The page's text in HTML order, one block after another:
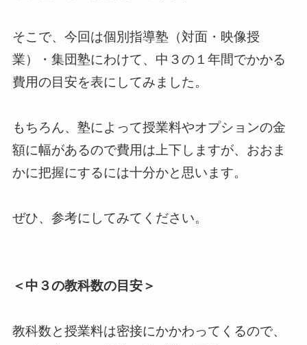
そこで、今回は個別指導塾（対面・映像授
業）・集団塾にわけて、中３の１年間でかかる
費用の目安を表にしてみました。
もちろん、塾によって授業料やオプションの金
額に幅があるので費用は上下しますが、おおま
かに把握にするには十分かと思います。
ぜひ、参考にしてみてください。
＜中３の教科数の目安＞
教科数と授業料は密接にかかわってくるので、